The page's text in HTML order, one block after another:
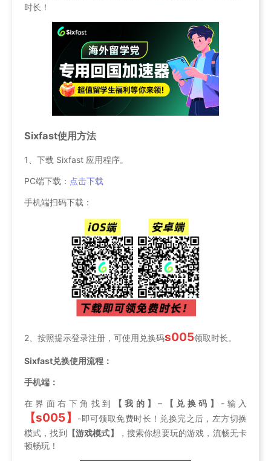
时长！
Sixfast使用方法
1、下载 Sixfast 应用程序。
PC端下载： 点击下载
手机端扫码下载：
2、按照提示登录注册，可使用兑换码s005领取时长。
Sixfast兑换使用流程：
手机端：
在界面右下角找到 【我的】– 【兑换码】 -输入
【s005】
-即可领取免费时长！兑换完之后，左方切换
模式，找到 【游戏模式】
，搜索你想要玩的游戏，流畅无卡
顿畅玩！